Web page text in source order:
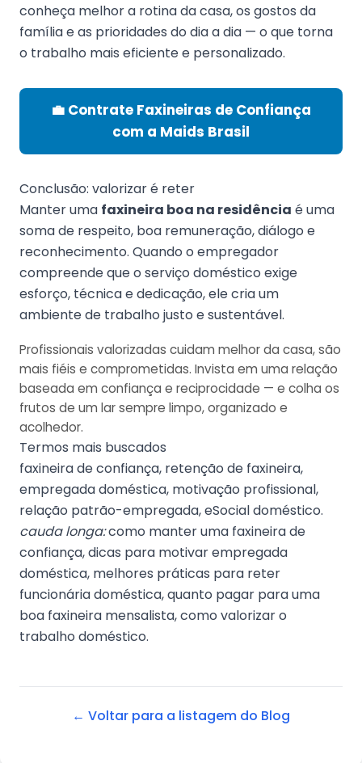
conheça melhor a rotina da casa, os gostos da
família e as prioridades do dia a dia — o que torna
o trabalho mais eficiente e personalizado.
💼 Contrate Faxineiras de Confiança
com a Maids Brasil
Conclusão: valorizar é reter
Manter uma faxineira boa na residência é uma
soma de respeito, boa remuneração, diálogo e
reconhecimento. Quando o empregador
compreende que o serviço doméstico exige
esforço, técnica e dedicação, ele cria um
ambiente de trabalho justo e sustentável.
Profissionais valorizadas cuidam melhor da casa, são
mais fiéis e comprometidas. Invista em uma relação
baseada em confiança e reciprocidade — e colha os
frutos de um lar sempre limpo, organizado e
acolhedor.
Termos mais buscados
faxineira de confiança, retenção de faxineira,
empregada doméstica, motivação profissional,
relação patrão-empregada, eSocial doméstico.
cauda longa:como manter uma faxineira de
confiança, dicas para motivar empregada
doméstica, melhores práticas para reter
funcionária doméstica, quanto pagar para uma
boa faxineira mensalista, como valorizar o
trabalho doméstico.
← Voltar para a listagem do Blog